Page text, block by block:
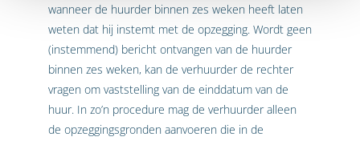
wanneer de huurder binnen zes weken heeft laten
weten dat hij instemt met de opzegging. Wordt geen
(instemmend) bericht ontvangen van de huurder
binnen zes weken, kan de verhuurder de rechter
vragen om vaststelling van de einddatum van de
huur. In zo’n procedure mag de verhuurder alleen
de opzeggingsgronden aanvoeren die in de